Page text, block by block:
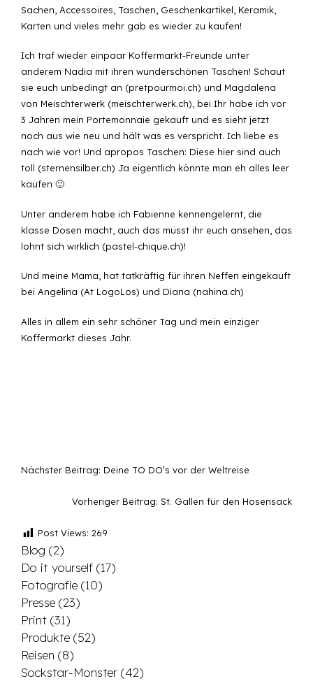
Sachen, Accessoires, Taschen, Geschenkartikel, Keramik,
Karten und vieles mehr gab es wieder zu kaufen!
Ich traf wieder einpaar Koffermarkt-Freunde unter
anderem Nadia mit ihren wunderschönen Taschen! Schaut
sie euch unbedingt an (pretpourmoi.ch) und Magdalena
von Meischterwerk (meischterwerk.ch), bei Ihr habe ich vor
3 Jahren mein Portemonnaie gekauft und es sieht jetzt
noch aus wie neu und hält was es verspricht. Ich liebe es
nach wie vor! Und apropos Taschen: Diese hier sind auch
toll (sternensilber.ch) Ja eigentlich könnte man eh alles leer
kaufen 🙂
Unter anderem habe ich Fabienne kennengelernt, die
klasse Dosen macht, auch das müsst ihr euch ansehen, das
lohnt sich wirklich (pastel-chique.ch)!
Und meine Mama, hat tatkräftig für ihren Neffen eingekauft
bei Angelina (At LogoLos) und Diana (nahina.ch)
Alles in allem ein sehr schöner Tag und mein einziger
Koffermarkt dieses Jahr.
Nächster Beitrag: Deine TO DO’s vor der Weltreise
Vorheriger Beitrag: St. Gallen für den Hosensack
Post Views: 269
Blog (2)
Do it yourself (17)
Fotografie (10)
Presse (23)
Print (31)
Produkte (52)
Reisen (8)
Sockstar-Monster (42)